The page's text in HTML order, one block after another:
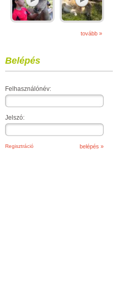
tovább »
Belépés
Felhasználónév:
Jelszó:
Regisztráció